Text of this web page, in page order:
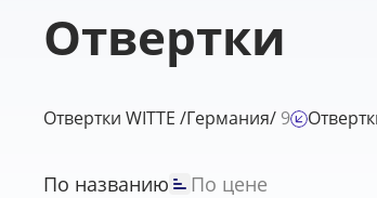
Отвертки
Отвертки WITTE /Германия/ 9
По названию По цене